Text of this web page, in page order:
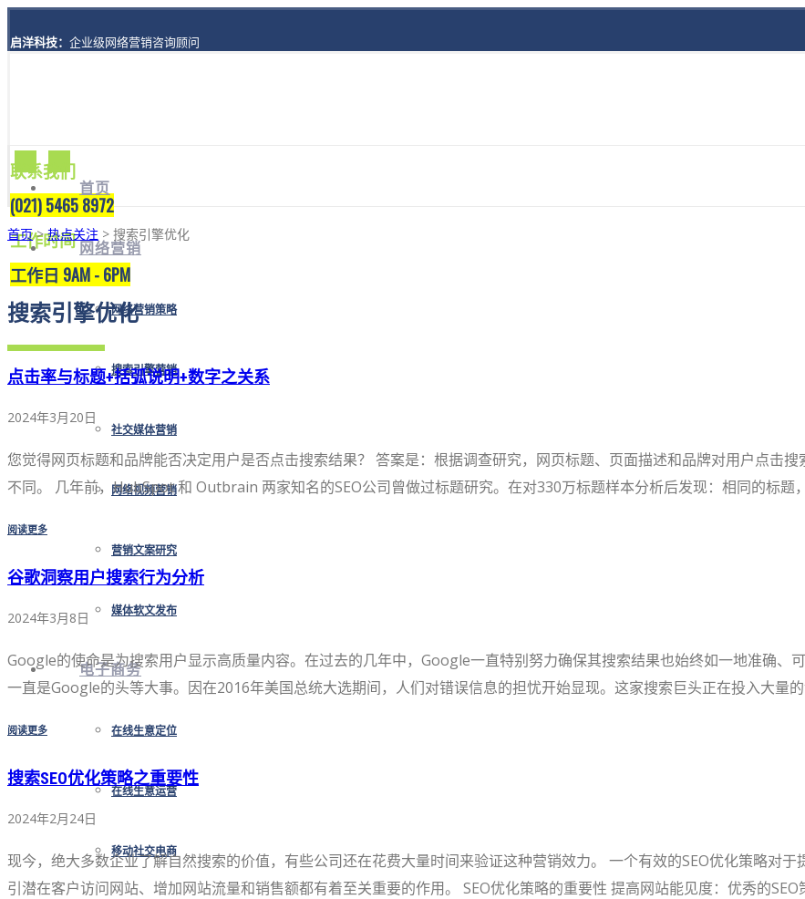
启洋科技： 企业级网络营销咨询顾问
联系我们
(021) 5465 8972
工作时间
工作日 9AM - 6PM
首页
网络营销
网络营销策略
搜索引擎营销
社交媒体营销
网络视频营销
营销文案研究
媒体软文发布
电子商务
在线生意定位
在线生意运营
移动社交电商
首页>热点关注 > 搜索引擎优化
搜索引擎优化
点击率与标题+括弧说明+数字之关系
2024年3月20日
您觉得网页标题和品牌能否决定用户是否点击搜索结果？ 答案是：根据调查研究，网页标题、页面描述和品牌对用户点击
不同。 几年前，HubSpot 和 Outbrain 两家知名的SEO公司曾做过标题研究。在对330万标题样本分析后发现：相同的标题
阅读更多
谷歌洞察用户搜索行为分析
2024年3月8日
Google的使命是为搜索用户显示高质量内容。在过去的几年中，Google一直特别努力确保其搜索结果也始终如一地准确、
一直是Google的头等大事。因在2016年美国总统大选期间，人们对错误信息的担忧开始显现。这家搜索巨头正在投入大量
阅读更多
搜索SEO优化策略之重要性
2024年2月24日
现今，绝大多数企业了解自然搜索的价值，有些公司还在花费大量时间来验证这种营销效力。 一个有效的SEO优化策略对
引潜在客户访问网站、增加网站流量和销售额都有着至关重要的作用。 SEO优化策略的重要性 提高网站能见度：优秀的